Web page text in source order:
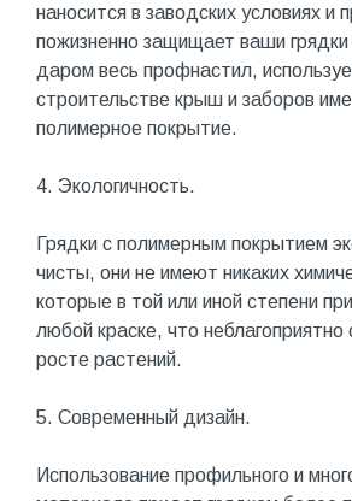
наносится в заводских условиях и
пожизненно защищает ваши
даром весь профнастил,
строительстве крыш и заборов
полимерное покрытие.
4. Экологичность.
Грядки с полимерным покрытием
чисты, они не имеют никаких
которые в той или иной степени
любой краске, что неблагоприятно
росте растений.
5. Современный дизайн.
Использование профильного и